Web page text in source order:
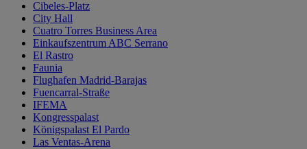
Cibeles-Platz
City Hall
Cuatro Torres Business Area
Einkaufszentrum ABC Serrano
El Rastro
Faunia
Flughafen Madrid-Barajas
Fuencarral-Straße
IFEMA
Kongresspalast
Königspalast El Pardo
Las Ventas-Arena